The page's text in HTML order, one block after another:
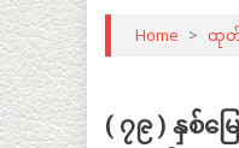
Home > ထုတ်
( ၇၉ ) နှစ်